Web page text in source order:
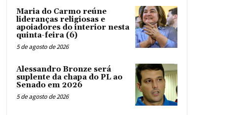
Maria do Carmo reúne
lideranças religiosas e
apoiadores do interior nesta
quinta-feira (6)
5 de agosto de 2026
Alessandro Bronze será
suplente da chapa do PL ao
Senado em 2026
5 de agosto de 2026